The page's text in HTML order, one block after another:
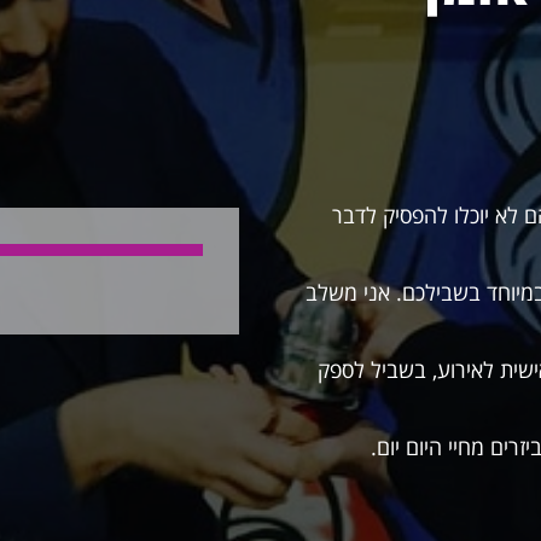
לא יוכלו להפסיק לדבר
בשבילכם. אני משלב
לאירוע, בשביל לספק
מחיי היום יום.